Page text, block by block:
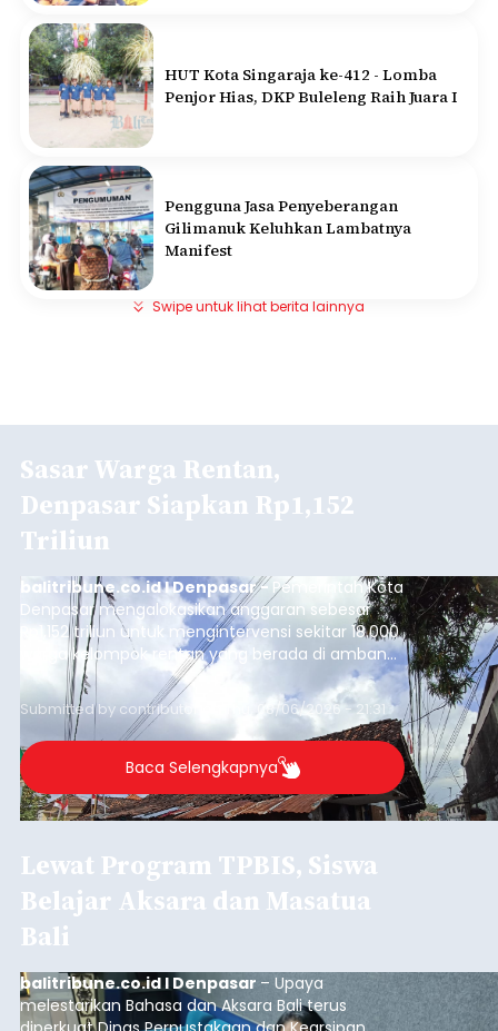
HUT Kota Singaraja ke-412 - Lomba
Penjor Hias, DKP Buleleng Raih Juara I
Pengguna Jasa Penyeberangan
Gilimanuk Keluhkan Lambatnya
Manifest
Swipe untuk lihat berita lainnya
Sasar Warga Rentan,
Denpasar Siapkan Rp1,152
Triliun
balitribune.co.id I Denpasar - Pemerintah Kota
Denpasar mengalokasikan anggaran sebesar
Rp1,152 triliun untuk mengintervensi sekitar 18.000
warga kelompok rentan yang berada di ambang
garis kemiskinan. Langkah strategis ini diambil
guna menjaga masyarakat yang berada pada
kelompok desil 5 dan 6 tersebut agar tidak
merosot ke kategori miskin.
Submitted by contributor Thu, 08/06/2026 - 21:31
Baca Selengkapnya
Lewat Program TPBIS, Siswa
Belajar Aksara dan Masatua
Bali
balitribune.co.id I Denpasar – Upaya
melestarikan Bahasa dan Aksara Bali terus